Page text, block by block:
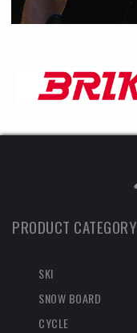
PRODUCT CATEGORY
SKI
SNOW BOARD
CYCLE